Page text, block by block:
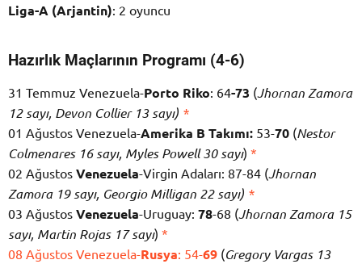
Liga-A (Arjantin): 2 oyuncu
Hazırlık Maçlarının Programı (4-6)
31 Temmuz Venezuela-Porto Riko: 64-73 (Jhornan Zamora
12 sayı, Devon Collier 13 sayı) *
01 Ağustos Venezuela-Amerika B Takımı: 53-70 (Nestor
Colmenares 16 sayı, Myles Powell 30 sayı) *
02 Ağustos Venezuela-Virgin Adaları: 87-84 (Jhornan
Zamora 19 sayı, Georgio Milligan 22 sayı) *
03 Ağustos Venezuela-Uruguay: 78-68 (Jhornan Zamora 15
sayı, Martin Rojas 17 sayı) *
08 Ağustos Venezuela-Rusya: 54-69 (Gregory Vargas 13